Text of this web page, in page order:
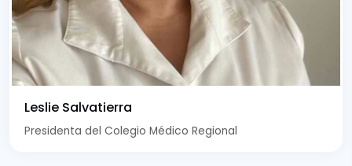
Leslie Salvatierra
Presidenta del Colegio Médico Regional